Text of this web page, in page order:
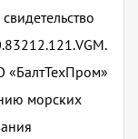
«БалтТехПром»
морских